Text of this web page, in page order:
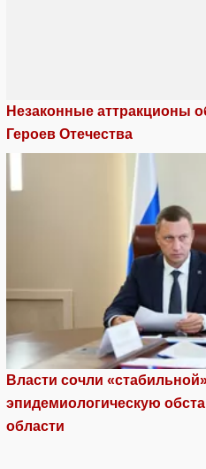
Незаконные аттракционы
Героев Отечества
Власти сочли
эпидемиологическую
области